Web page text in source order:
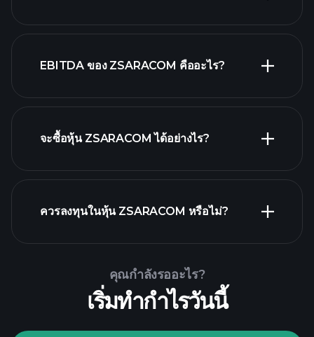
นายจ้างที่ใหญ่ที่สุด
EBITDA ของ ZSARACOM คืออะไร?
จะซื้อหุ้น ZSARACOM ได้อย่างไร?
Playtrade Tournaments
โบรกเกอร์ที่แนะนำ
ควรลงทุนในหุ้น ZSARACOM หรือไม่?
คุณกำลังรออะไร?
เริ่มทำกำไรวันนี้